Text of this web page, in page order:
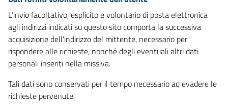
L’invio facoltativo, esplicito e volontario di posta elettronica
agli indirizzi indicati su questo sito comporta la successiva
acquisizione dell’indirizzo del mittente, necessario per
rispondere alle richieste, nonché degli eventuali altri dati
personali inseriti nella missiva.
Tali dati sono conservati per il tempo necessario ad evadere le
richieste pervenute.